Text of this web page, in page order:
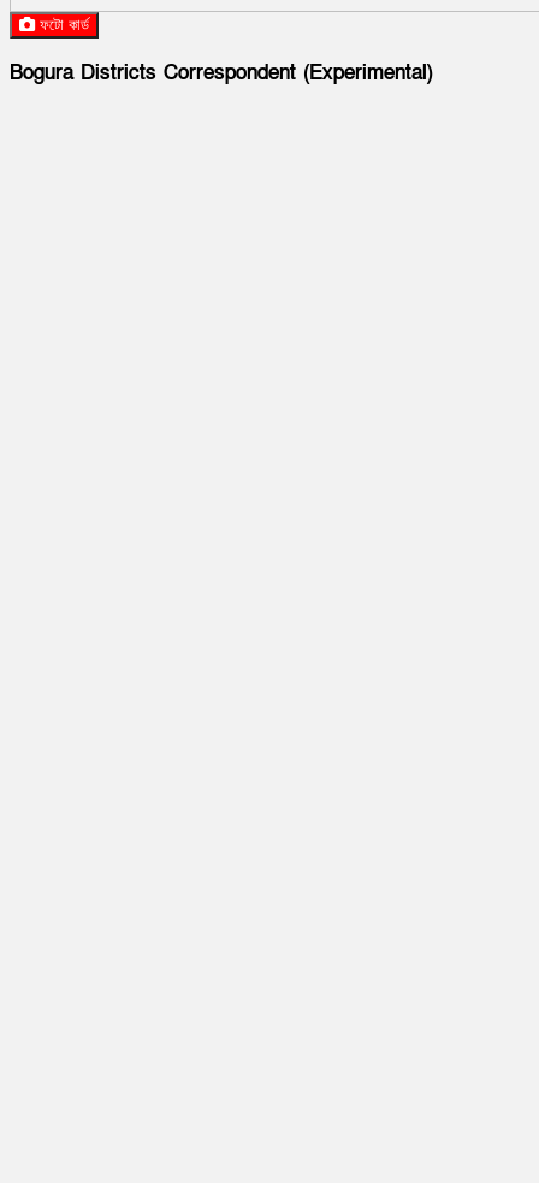
ফটো কার্ড
Bogura Districts Correspondent (Experimental)